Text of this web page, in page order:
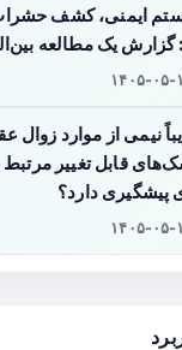
ایمنی، کشف حشرات
گزارش یک مطالعه
۰۵-۱۶
نیمی از موارد
قابل تغییر مرتبط
پیشگیری دارد؟
۰۵-۱۶